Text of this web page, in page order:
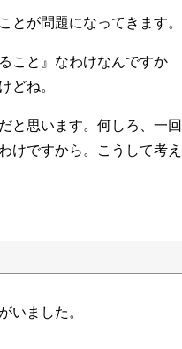
とが問題になってきます。
こと』なわけなんですか
どね。
と思います。何しろ、一回
けですから。こうして考え
いました。